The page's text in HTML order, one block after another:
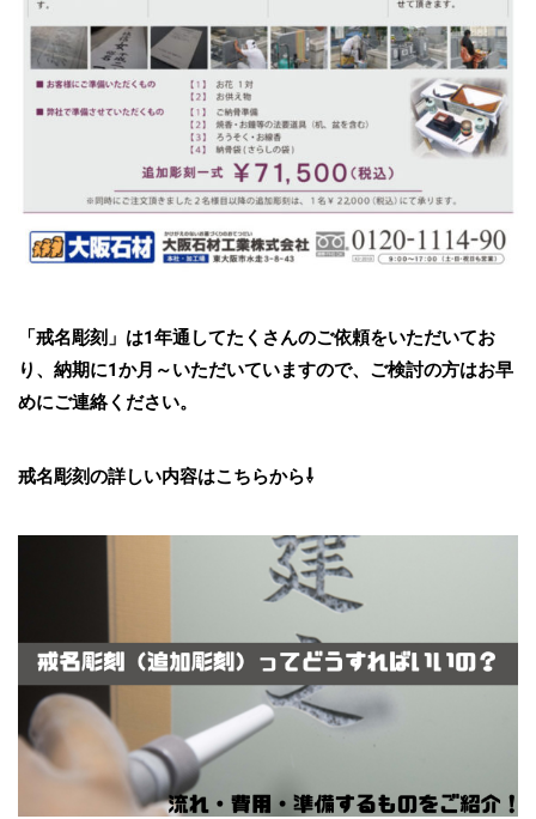
「戒名彫刻」は1年通してたくさんのご依頼をいただいてお
り、納期に1か月～いただいていますので、ご検討の方はお早
めにご連絡ください。
戒名彫刻の詳しい内容はこちらから⇩